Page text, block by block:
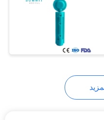
الطبي